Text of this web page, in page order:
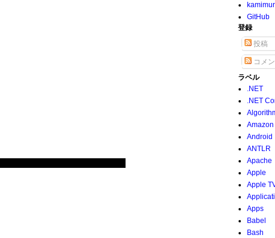
GitHub
登録
投稿
コメン
ラベル
.NET
.NET
Amazon
Android
ANTLR
Apache
Apple
Apple
Apps
Babel
Bash